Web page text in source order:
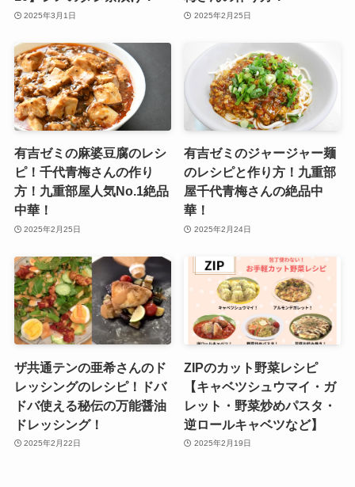
2025年3月1日 2025年2月25日
有吉ゼミの麻婆豆腐のレシ
ピ！千代青梅さんの作り
方！九重部屋人気No.1絶品
中華！
2025年2月25日
有吉ゼミのジャージャー麺
のレシピと作り方！九重部
屋千代青梅さんの絶品中
華！
2025年2月24日
ザ共通テンの亜希さんのド
レッシングのレシピ！ドバ
ドバ使える秘伝の万能醤油
ドレッシング！
2025年2月22日
ZIPのカット野菜レシピ
【キャベツシュウマイ・ガ
レット・野菜炒めパスタ・
逆ロールキャベツなど】
2025年2月19日